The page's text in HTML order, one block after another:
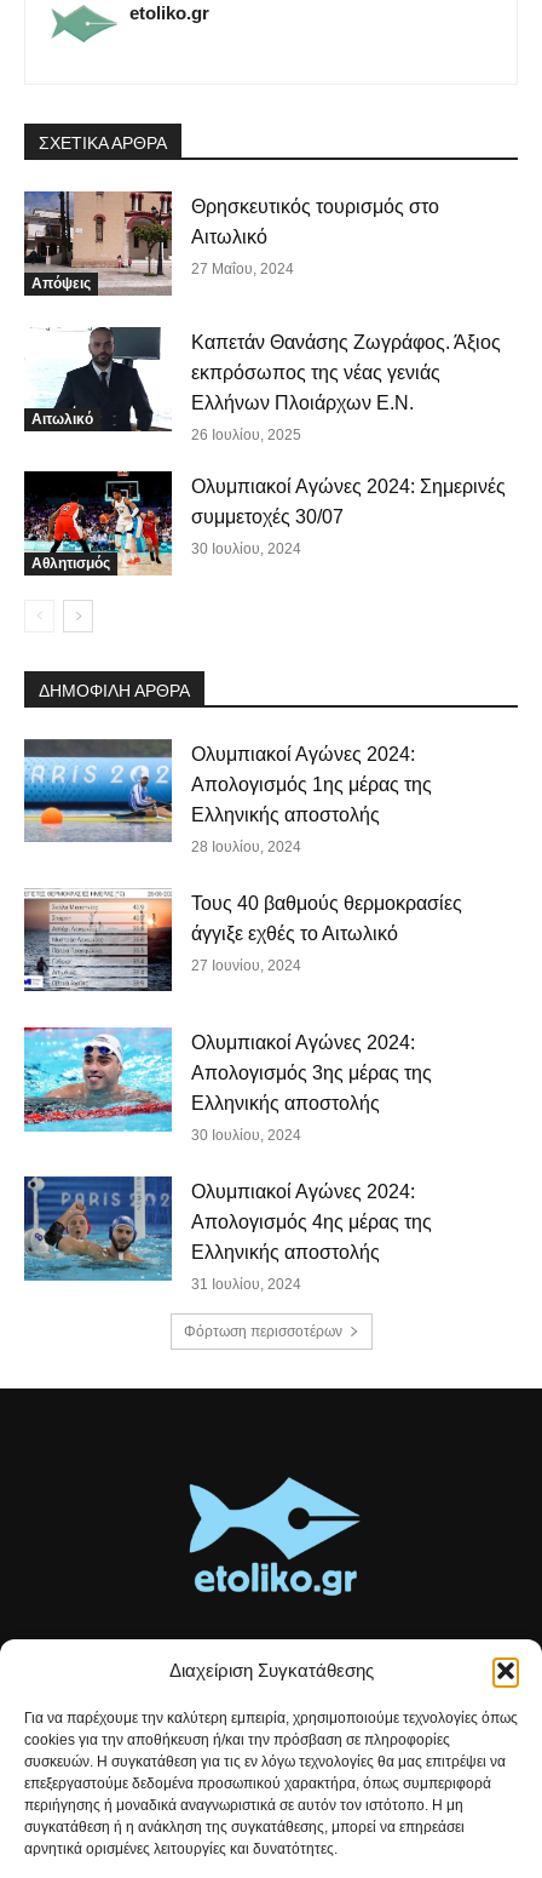
Διαχείριση Συγκατάθεσης
Για να παρέχουμε την καλύτερη εμπειρία, χρησιμοποιούμε τεχνολογίες όπως
cookies για την αποθήκευση ή/και την πρόσβαση σε πληροφορίες
συσκευών. Η συγκατάθεση για τις εν λόγω τεχνολογίες θα μας επιτρέψει να
επεξεργαστούμε δεδομένα προσωπικού χαρακτήρα, όπως συμπεριφορά
περιήγησης ή μοναδικά αναγνωριστικά σε αυτόν τον ιστότοπο. Η μη
συγκατάθεση ή η ανάκληση της συγκατάθεσης, μπορεί να επηρεάσει
αρνητικά ορισμένες λειτουργίες και δυνατότητες.
etoliko.gr
ΣΧΕΤΙΚΑ ΑΡΘΡΑ
Απόψεις
Θρησκευτικός τουρισμός στο
Αιτωλικό
27 Μαΐου, 2024
Αιτωλικό
Καπετάν Θανάσης Ζωγράφος. Άξιος
εκπρόσωπος της νέας γενιάς
Ελλήνων Πλοιάρχων Ε.Ν.
26 Ιουλίου, 2025
Αθλητισμός
Ολυμπιακοί Αγώνες 2024: Σημερινές
συμμετοχές 30/07
30 Ιουλίου, 2024
ΔΗΜΟΦΙΛΗ ΑΡΘΡΑ
Ολυμπιακοί Αγώνες 2024:
Απολογισμός 1ης μέρας της
Ελληνικής αποστολής
28 Ιουλίου, 2024
Τους 40 βαθμούς θερμοκρασίες
άγγιξε εχθές το Αιτωλικό
27 Ιουνίου, 2024
Ολυμπιακοί Αγώνες 2024:
Απολογισμός 3ης μέρας της
Ελληνικής αποστολής
30 Ιουλίου, 2024
Ολυμπιακοί Αγώνες 2024:
Απολογισμός 4ης μέρας της
Ελληνικής αποστολής
31 Ιουλίου, 2024
Φόρτωση περισσοτέρων
Τοπικές ειδήσεις, αναλύσεις και ιστορίες από το Αιτωλικό
Αρθρογραφία που συνδέει, εμπνέει και ενημερώνει.
Επικοινωνήστε μαζί μας:etolikogr@gmail.com